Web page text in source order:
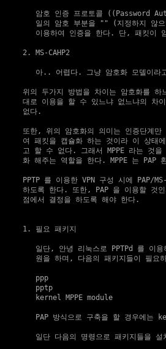
암호 인증 프로토콜 ((Password
일의 암호 부분을 "" (지정하지 않
이용하여 인증을 한다. 단, 패킷이
  2. MS-CAHP2
아.. 어렵다. 그냥 암호화 모델이라
위의 두가지 방법을 차이는 암호화를
대로 이용을 할 수 있느냐 없느냐의 차
  없다.
또한, 위의 암호화의 의미는 인증단계
여 패킷을 캡슐화 하는 것이라 이 상태
고 할 수 없다. 그래서 MPPE 라는 것을
화 해주는 역할을 한다. MPPE 는 PAP
PPTP 를 이용한 VPN 구성 시에 PAP/
하도록 한다. 또한, PAP 을 이용할 것
  점에서 결정을 하도록 해야 한다.
1. 필요 패키지
일단, 안녕 리눅스로 PPTPd 를 이
원을 하며, 다음의 패키지들이 필요
     ppp
     pptp
     kernel MPPE module
PAP 방식으로 구축을 할 경우에는
일단 다음의 명령으로 패키지들을 설